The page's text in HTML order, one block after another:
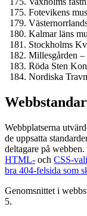
Fotevikens
Kalmar läns
Stockholms
Millesgården –
Röda Sten
Nordiska
Webbplatserna
de uppsatta
deltagare på
HTML- och CSS-
bra 404-felsida som
Genomsnittet i
5.